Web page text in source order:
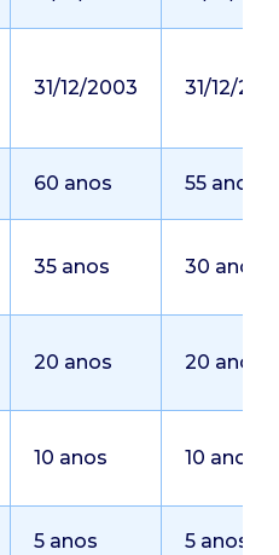
31/12/2003 31/12/
60 anos 55 anos
35 anos 30 anos
20 anos 20 anos
10 anos 10 anos
5 anos 5 anos